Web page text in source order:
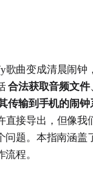
歌曲变成清晨闹钟
合法获取音频文件
传输到手机的闹钟
直接导出，但像我
问题。本指南涵盖
程。